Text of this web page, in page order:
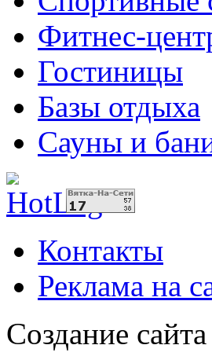
Фитнес-
Гостиницы
Базы отдыха
Сауны и
Контакты
Реклама на
Создание сайта